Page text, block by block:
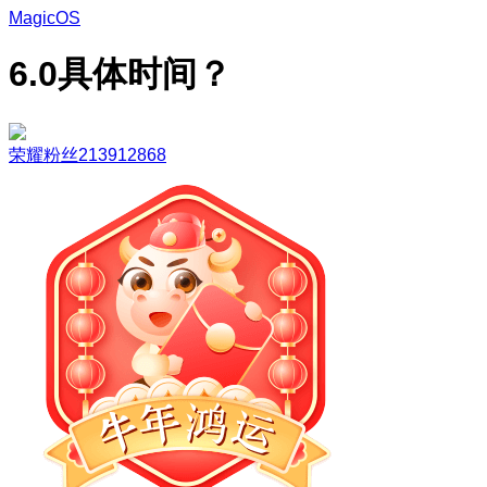
MagicOS
6.0具体时间？
荣耀粉丝213912868